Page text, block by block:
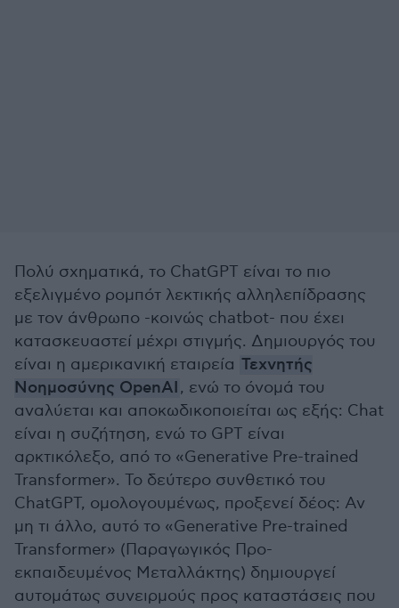
Πολύ σχηματικά, το ChatGPT είναι το πιο
εξελιγμένο ρομπότ λεκτικής αλληλεπίδρασης
με τον άνθρωπο -κοινώς chatbot- που έχει
κατασκευαστεί μέχρι στιγμής. Δημιουργός του
είναι η αμερικανική εταιρεία Τεχνητής
Νοημοσύνης OpenAI, ενώ το όνομά του
αναλύεται και αποκωδικοποιείται ως εξής: Chat
είναι η συζήτηση, ενώ το GPT είναι
αρκτικόλεξο, από το «Generative Pre-trained
Transformer». Το δεύτερο συνθετικό του
ChatGPT, ομολογουμένως, προξενεί δέος: Αν
μη τι άλλο, αυτό το «Generative Pre-trained
Transformer» (Παραγωγικός Προ-
εκπαιδευμένος Μεταλλάκτης) δημιουργεί
αυτομάτως συνειρμούς προς καταστάσεις που